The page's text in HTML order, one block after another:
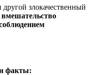
злокачественный
факты: